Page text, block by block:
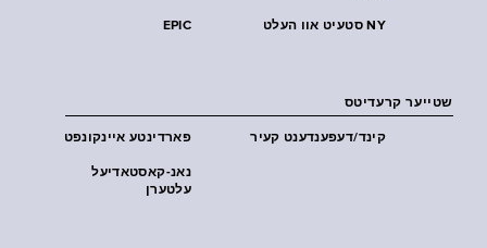
EPIC NY סטעיט אוו העלט
שטייער קרעדיטס
פארדינטע איינקונפט קינד/דעפענדענט קעיר
נאנ-קאסטאדיעל
עלטערן